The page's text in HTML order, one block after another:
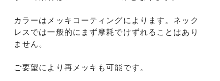
カラーはメッキコーティングによります。ネック
レスでは一般的にまず摩耗でけずれることはあり
ません。
ご要望により再メッキも可能です。